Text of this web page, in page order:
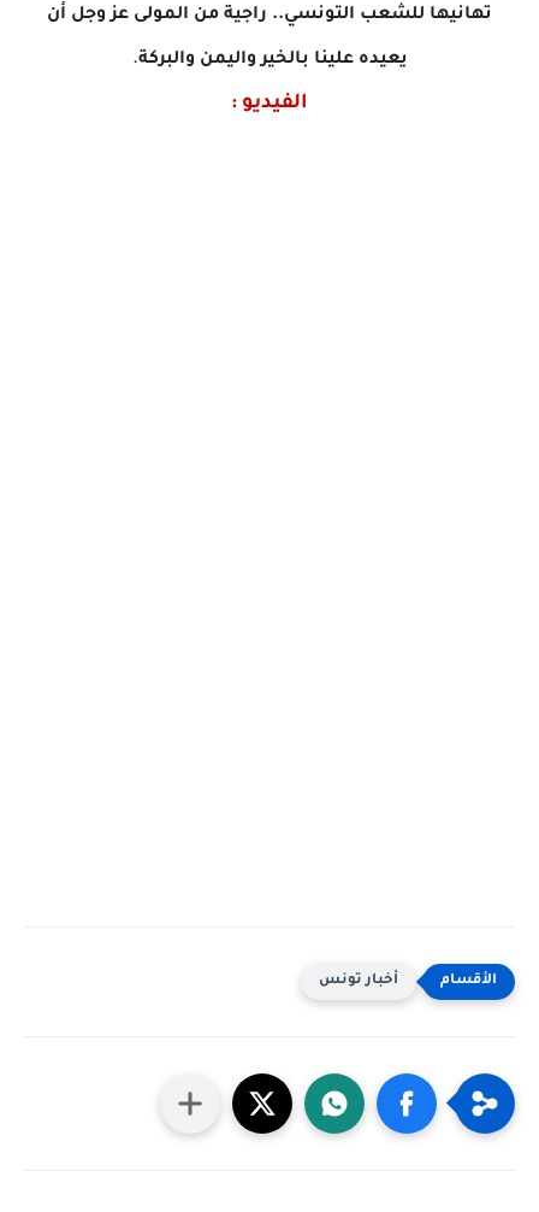
تهانيها للشعب التونسي.. راجية من المولى عز وجل أن
يعيده علينا بالخير واليمن والبركة.
الفيديو :
أخبار تونس